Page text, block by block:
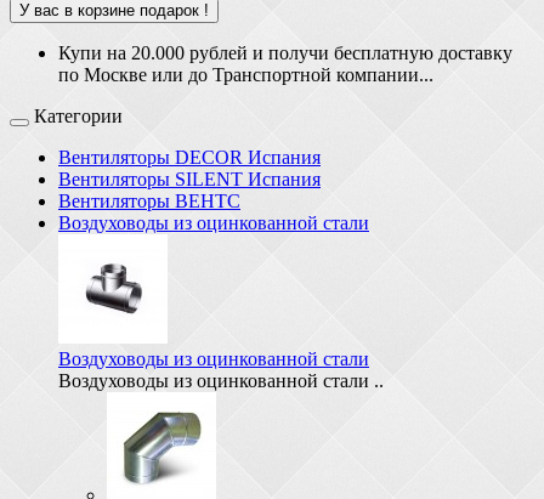
У вас в корзине подарок !
Купи на 20.000 рублей и получи бесплатную доставку
по Москве или до Транспортной компании...
Категории
Вентиляторы DECOR Испания
Вентиляторы SILENT Испания
Вентиляторы ВЕНТС
Воздуховоды из оцинкованной стали
Воздуховоды из оцинкованной стали
Воздуховоды из оцинкованной стали ..